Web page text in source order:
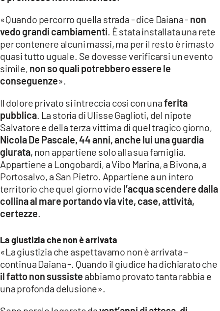
«Quando percorro quella strada - dice Daiana - non
vedo grandi cambiamenti . È stata installata una rete
per contenere alcuni massi, ma per il resto è rimasto
quasi tutto uguale. Se dovesse verificarsi un evento
simile, non so quali potrebbero essere le
conseguenze».
Il dolore privato si intreccia così con unaferita
pubblica . La storia di Ulisse Gaglioti, del nipote
Salvatore e della terza vittima di quel tragico giorno,
Nicola De Pascale, 44 anni, anche lui una guardia
giurata, non appartiene solo alla sua famiglia.
Appartiene a Longobardi, a Vibo Marina, a Bivona, a
Portosalvo, a San Pietro. Appartiene a un intero
territorio che quel giorno vide l’acqua scendere dalla
collina al mare portando via vite, case, attività,
certezze
La giustizia che non è arrivata
«La giustizia che aspettavamo non è arrivata –
continua Daiana -. Quando il giudice ha dichiarato che
il fatto non sussiste abbiamo provato tanta rabbia e
una profonda delusione».